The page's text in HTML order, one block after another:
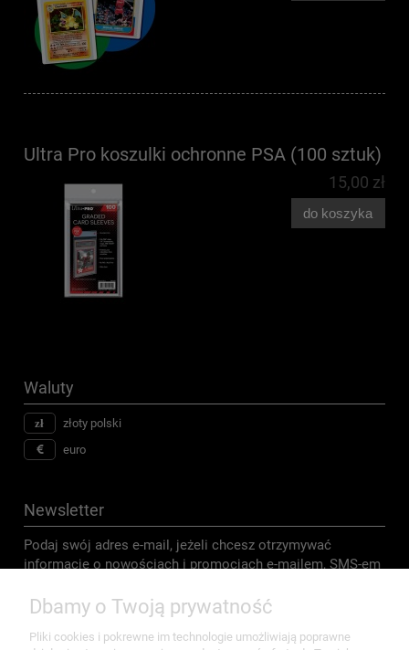
Ultra Pro koszulki ochronne PSA (100 sztuk)
15,00 zł
do koszyka
Waluty
złoty polski
euro
Newsletter
Podaj swój adres e-mail, jeżeli chcesz otrzymywać
informacje o nowościach i promocjach e-mailem, SMS-em
Dbamy o Twoją prywatność
Pliki cookies i pokrewne im technologie umożliwiają poprawne